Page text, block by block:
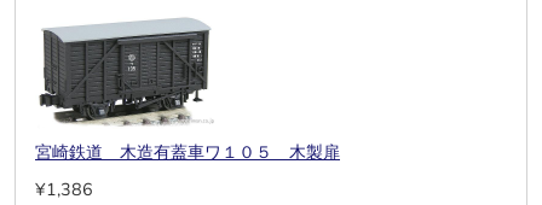
宮崎鉄道 木造有蓋車ワ１０５ 木製扉
¥1,386